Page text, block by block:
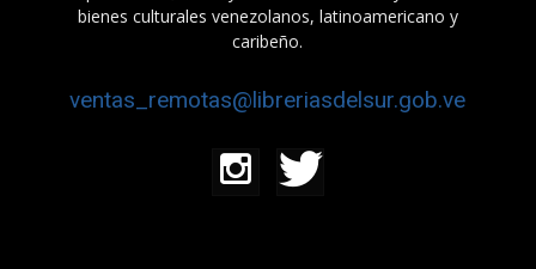
bienes culturales venezolanos, latinoamericano y
caribeño.
ventas_remotas@libreriasdelsur.gob.ve